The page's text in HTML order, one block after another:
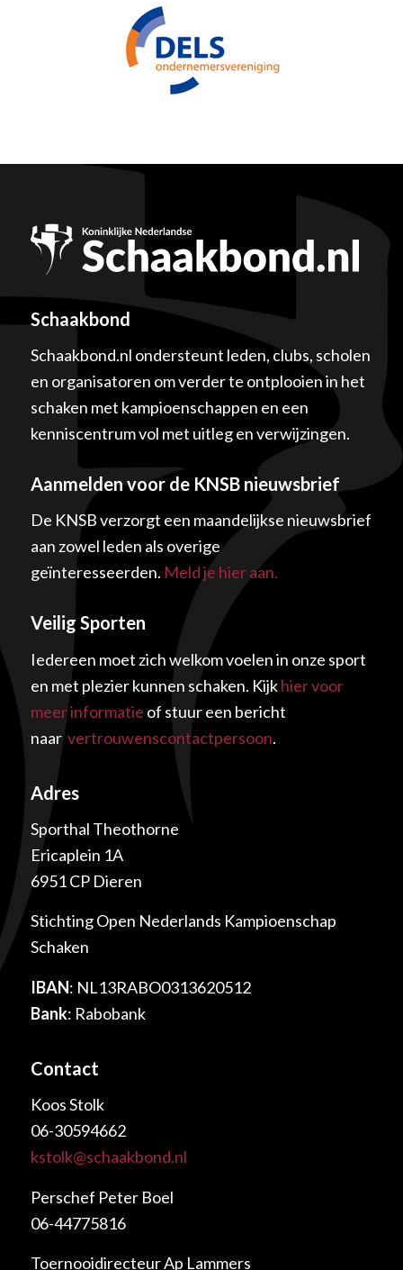
Schaakbond
Schaakbond.nl ondersteunt leden, clubs, scholen
en organisatoren om verder te ontplooien in het
schaken met kampioenschappen en een
kenniscentrum vol met uitleg en verwijzingen.
Aanmelden voor de KNSB nieuwsbrief
De KNSB verzorgt een maandelijkse nieuwsbrief
aan zowel leden als overige
geïnteresseerden. Meld je hier aan.
Veilig Sporten
Iedereen moet zich welkom voelen in onze sport
en met plezier kunnen schaken. Kijkhier voor
meer informatie of stuur een bericht
naarvertrouwenscontactpersoon.
Adres
Sporthal Theothorne
Ericaplein 1A
6951 CP Dieren
Stichting Open Nederlands Kampioenschap
Schaken
IBAN: NL13RABO0313620512
Bank: Rabobank
Contact
Koos Stolk
06-30594662
kstolk@schaakbond.nl
Perschef Peter Boel
06-44775816
Toernooidirecteur Ap Lammers